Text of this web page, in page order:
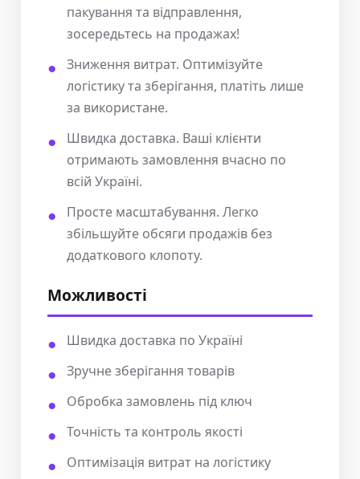
пакування та відправлення,
зосередьтесь на продажах!
Зниження витрат. Оптимізуйте
логістику та зберігання, платіть лише
за використане.
Швидка доставка. Ваші клієнти
отримають замовлення вчасно по
всій Україні.
Просте масштабування. Легко
збільшуйте обсяги продажів без
додаткового клопоту.
Можливості
Швидка доставка по Україні
Зручне зберігання товарів
Обробка замовлень під ключ
Точність та контроль якості
Оптимізація витрат на логістику